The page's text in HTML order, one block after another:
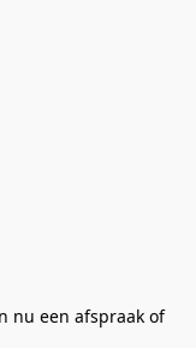
nu een afspraak of